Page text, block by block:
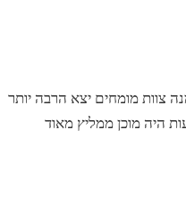
צוות מומחים יצא הרבה יותר